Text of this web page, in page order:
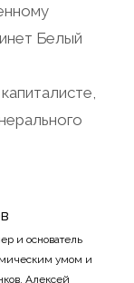
Белый
и основатель
умом и
Алексей